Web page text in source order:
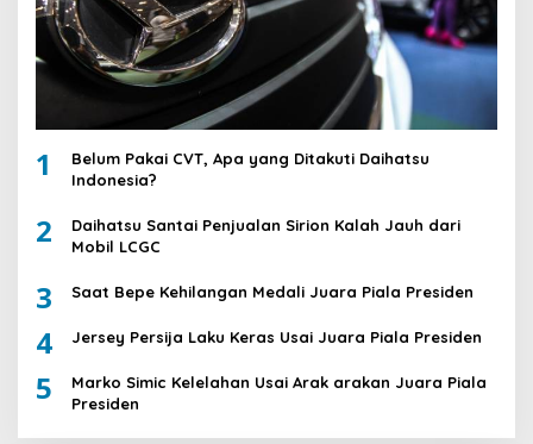
1
Belum Pakai CVT, Apa yang Ditakuti Daihatsu
Indonesia?
2
Daihatsu Santai Penjualan Sirion Kalah Jauh dari
Mobil LCGC
3 Saat Bepe Kehilangan Medali Juara Piala Presiden
4 Jersey Persija Laku Keras Usai Juara Piala Presiden
5
Marko Simic Kelelahan Usai Arak arakan Juara Piala
Presiden